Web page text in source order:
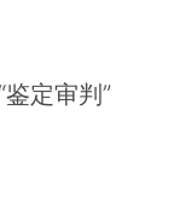
定审判”